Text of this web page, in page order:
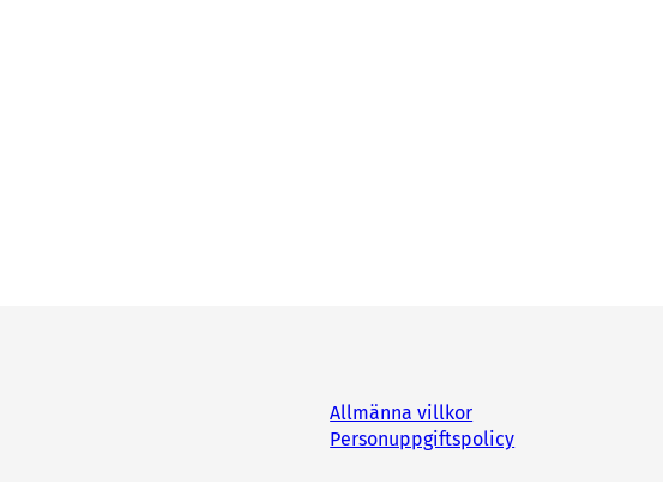
Allmänna villkor
Personuppgiftspolicy